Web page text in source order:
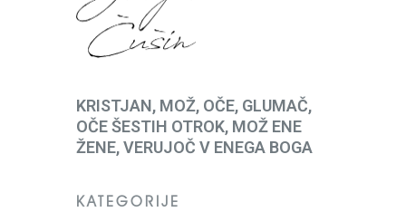
KRISTJAN, MOŽ, OČE, GLUMAČ,
OČE ŠESTIH OTROK, MOŽ ENE
ŽENE, VERUJOČ V ENEGA BOGA
KATEGORIJE